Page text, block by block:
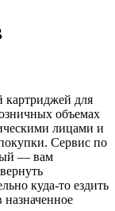
картриджей для
объемах
лицами и
Сервис по
— вам
куда-то ездить